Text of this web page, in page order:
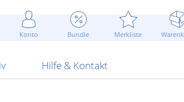
Konto Bundle Merkliste
Attrappen Blitzschnell...
Sommerpreise u.v.m.
ARS Pirotecnia
Hilfe & Kontakt
Kontaktformular
AGB